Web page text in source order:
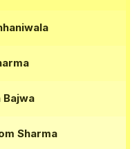
Bajwa
Sharma